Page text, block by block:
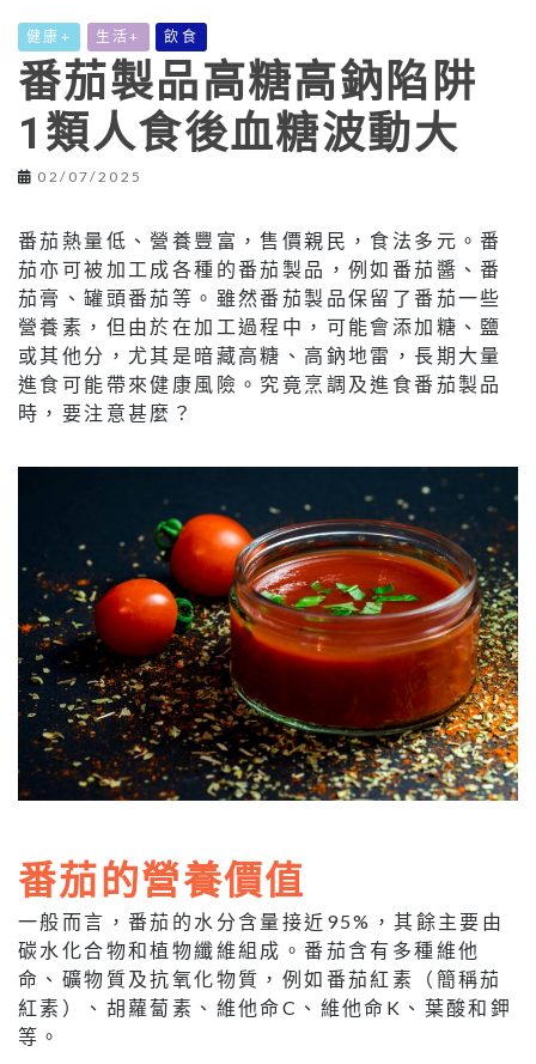
健康+ 生活+ 飲食
番茄製品高糖高鈉陷阱
1類人食後血糖波動大
02/07/2025
番茄熱量低、營養豐富，售價親民，食法多元。番
茄亦可被加工成各種的番茄製品，例如番茄醬、番
茄膏、罐頭番茄等。雖然番茄製品保留了番茄一些
營養素，但由於在加工過程中，可能會添加糖、鹽
或其他分，尤其是暗藏高糖、高鈉地雷，長期大量
進食可能帶來健康風險。究竟烹調及進食番茄製品
時，要注意甚麼？
番茄的營養價值
一般而言，番茄的水分含量接近95%，其餘主要由
碳水化合物和植物纖維組成。番茄含有多種維他
命、礦物質及抗氧化物質，例如番茄紅素（簡稱茄
紅素）、胡蘿蔔素、維他命C、維他命K、葉酸和鉀
等。